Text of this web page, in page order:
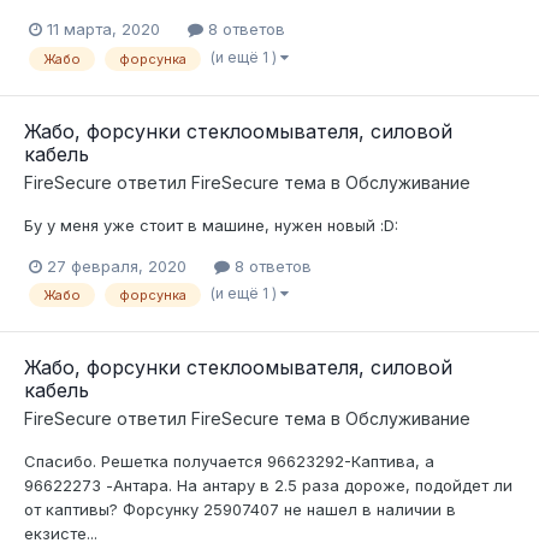
11 марта, 2020 8 ответов
Жабо форсунка (и ещё 1 )
Жабо, форсунки стеклоомывателя, силовой
кабель
FireSecure ответил FireSecure тема в Обслуживание
Бу у меня уже стоит в машине, нужен новый :D:
27 февраля, 2020 8 ответов
Жабо форсунка (и ещё 1 )
Жабо, форсунки стеклоомывателя, силовой
кабель
FireSecure ответил FireSecure тема в Обслуживание
Спасибо. Решетка получается 96623292-Каптива, а
96622273 -Антара. На антару в 2.5 раза дороже, подойдет ли
от каптивы? Форсунку 25907407 не нашел в наличии в
екзисте...